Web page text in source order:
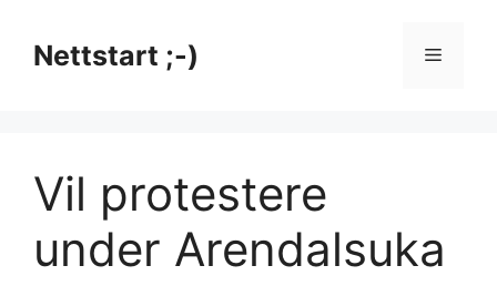
innholdNettstart ;-) Meny
Vil protestere
under Arendalsuka